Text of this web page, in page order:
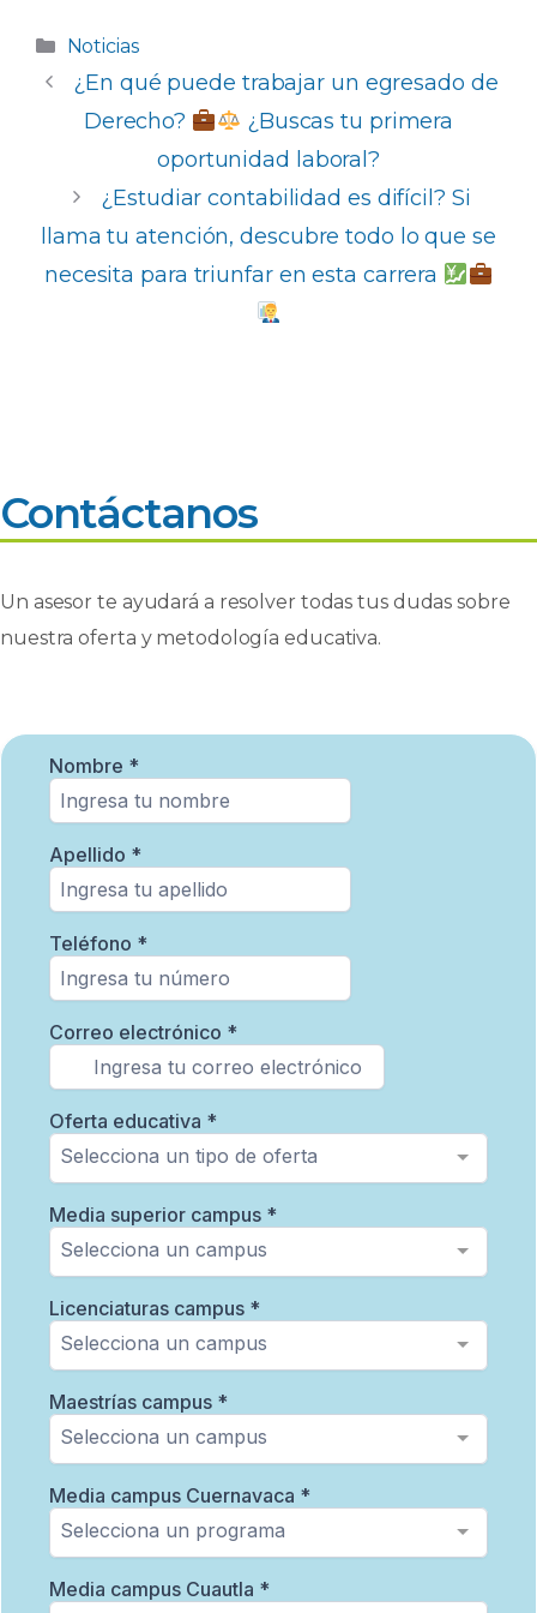
c
e
b
o
k
a
ts
A
p
e
dI
n
p
ar
ti
r
Categorías
Noticias
¿En qué puede trabajar un egresado de
Derecho?
​ ¿Buscas tu primera
oportunidad laboral?
¿Estudiar contabilidad es difícil? Si
llama tu atención, descubre todo lo que se
necesita para triunfar en esta carrera ​
Contáctanos
Un asesor te ayudará a resolver todas tus dudas sobre
nuestra oferta y metodología educativa.